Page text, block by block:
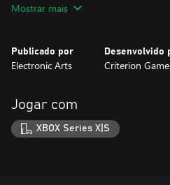
seu estilo e uma trilha sonora global
SEPARADAMENTE) E TODAS AS
** CARROS DESBLOQUEADOS
Mostrar mais
Publicado por
Electronic Arts
Desenvolvido
Criterion
Jogar com
XBOX Series X|S